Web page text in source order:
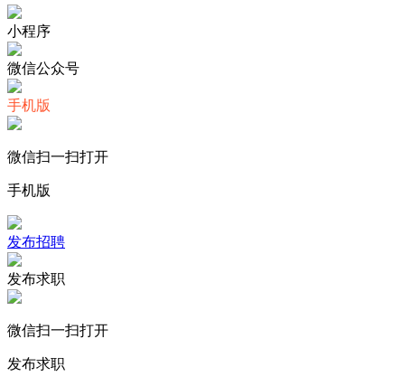
小程序
微信公众号
手机版
微信扫一扫打开
手机版
发布招聘
发布求职
微信扫一扫打开
发布求职